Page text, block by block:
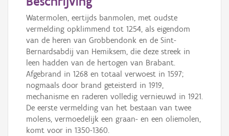
Watermolen, eertijds banmolen, met oudste
vermelding opklimmend tot 1254, als eigendom
van de heren van Grobbendonk en de Sint-
Bernardsabdij van Hemiksem, die deze streek in
leen hadden van de hertogen van Brabant.
Afgebrand in 1268 en totaal verwoest in 1597;
nogmaals door brand geteisterd in 1919,
mechanisme en raderen volledig vernieuwd in 1921.
De eerste vermelding van het bestaan van twee
molens, vermoedelijk een graan- en een oliemolen,
komt voor in 1350-1360.